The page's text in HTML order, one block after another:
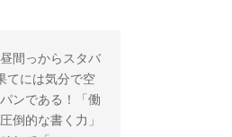
間っからスタバ
てには気分で空
ンである！「働
倒的な書く力」